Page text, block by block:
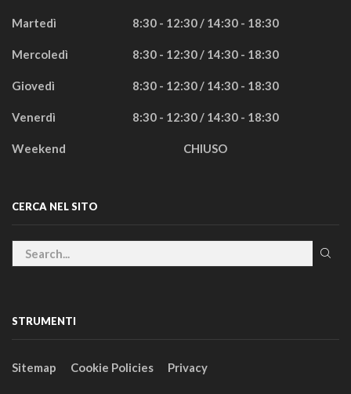
Martedì 8:30 - 12:30 / 14:30 - 18:30
Mercoledì 8:30 - 12:30 / 14:30 - 18:30
Giovedì 8:30 - 12:30 / 14:30 - 18:30
Venerdì 8:30 - 12:30 / 14:30 - 18:30
Weekend CHIUSO
CERCA NEL SITO
STRUMENTI
Sitemap Cookie Policies Privacy